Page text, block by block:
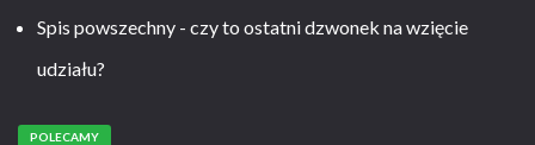
Spis powszechny - czy to ostatni dzwonek na wzięcie
udziału?
POLECAMY